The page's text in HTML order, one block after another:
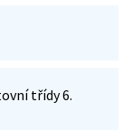
třídy 6.